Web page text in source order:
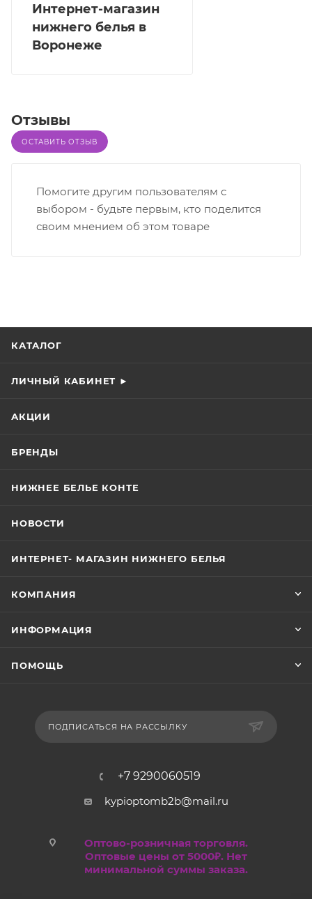
Интернет-магазин
нижнего белья в
Воронеже
Отзывы
ОСТАВИТЬ ОТЗЫВ
Помогите другим пользователям с
выбором - будьте первым, кто поделится
своим мнением об этом товаре
КАТАЛОГ
ЛИЧНЫЙ КАБИНЕТ ►
АКЦИИ
БРЕНДЫ
НИЖНЕЕ БЕЛЬЕ КОНТЕ
НОВОСТИ
ИНТЕРНЕТ- МАГАЗИН НИЖНЕГО БЕЛЬЯ
КОМПАНИЯ
ИНФОРМАЦИЯ
ПОМОЩЬ
ПОДПИСАТЬСЯ НА РАССЫЛКУ
+7 9290060519
kypioptomb2b@mail.ru
Оптово-розничная торговля.
Оптовые цены от 5000₽. Нет
минимальной суммы заказа.